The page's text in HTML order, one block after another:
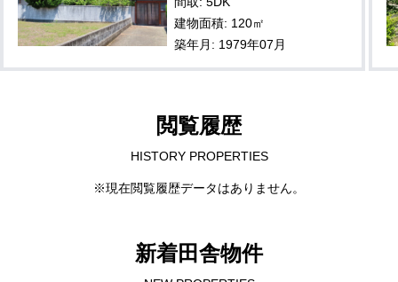
建物面積: 120㎡
築年月: 1979年07月
閲覧履歴
HISTORY PROPERTIES
※現在閲覧履歴データはありません。
新着田舎物件